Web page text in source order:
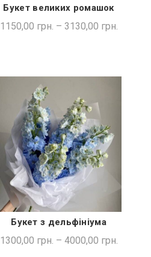
ШВИДКА ПОКУПКА
Букет великих ромашок
1150,00 грн. – 3130,00 грн.
ШВИДКА ПОКУПКА
Букет з дельфініума
1300,00 грн. – 4000,00 грн.